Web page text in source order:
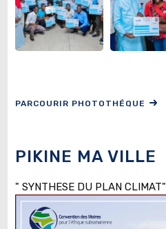
PARCOURIR PHOTOTHÉQUE
PIKINE MA VILLE
" SYNTHESE DU PLAN CLIMAT"